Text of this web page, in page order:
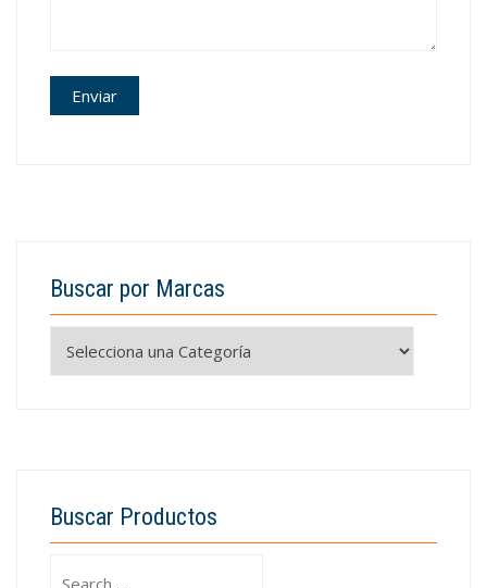
Buscar por Marcas
Buscar Productos